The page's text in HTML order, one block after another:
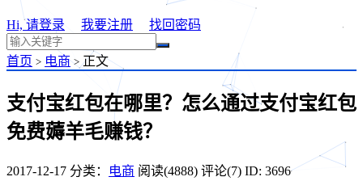
Hi, 请登录 我要注册 找回密码
首页 > 电商 > 正文
支付宝红包在哪里？怎么通过支付宝红包
免费薅羊毛赚钱？
2017-12-17 分类： 电商 阅读(4888) 评论(7) ID: 3696